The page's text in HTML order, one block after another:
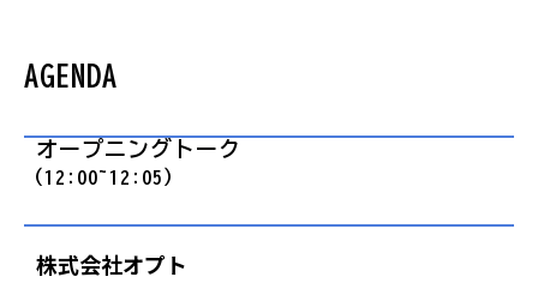
AGENDA
オープニングトーク
（12:00~12:05）
株式会社オプト